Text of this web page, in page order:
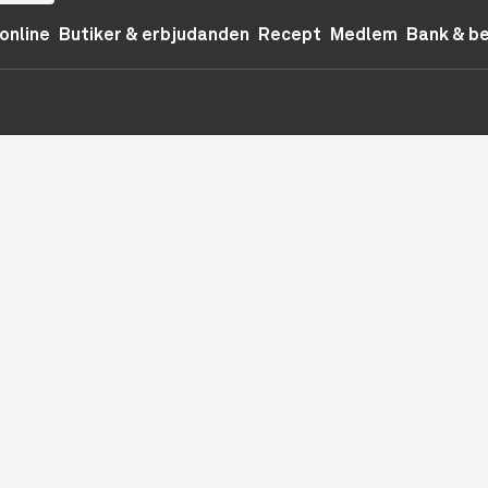
Butiker & erbjudanden Recept Medlem Bank &